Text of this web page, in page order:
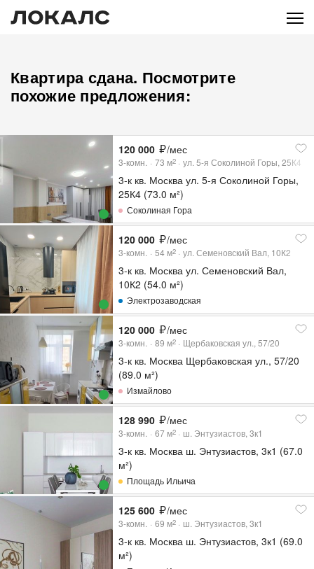
Квартира сдана. Посмотрите
похожие предложения:
120 000 /мес
3-комн. 73 м2 ул. 5-я Соколиной Горы, 25К4
3-к кв. Москва ул. 5-я Соколиной Горы,
25К4 (73.0 м²)
Соколиная Гора
120 000 /мес
3-комн. 54 м2 ул. Семеновский Вал, 10К2
3-к кв. Москва ул. Семеновский Вал,
10К2 (54.0 м²)
Электрозаводская
120 000 /мес
3-комн. 89 м2 Щербаковская ул., 57/20
3-к кв. Москва Щербаковская ул., 57/20
(89.0 м²)
Измайлово
128 990 /мес
3-комн. 67 м2 ш. Энтузиастов, 3к1
3-к кв. Москва ш. Энтузиастов, 3к1 (67.0
м²)
Площадь Ильича
125 600 /мес
3-комн. 69 м2 ш. Энтузиастов, 3к1
3-к кв. Москва ш. Энтузиастов, 3к1 (69.0
м²)